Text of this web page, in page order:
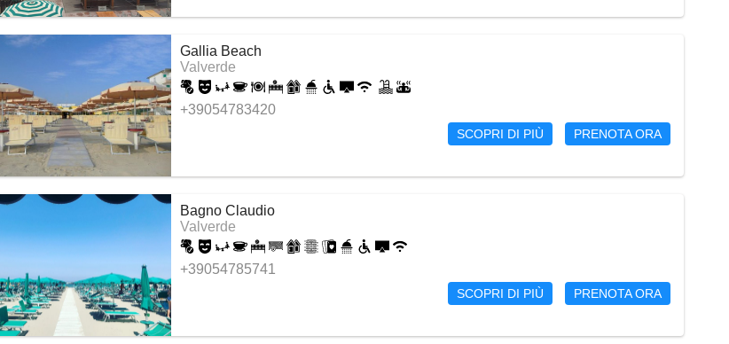
Gallia Beach
Valverde
+39054783420
SCOPRI DI PIÙ PRENOTA ORA
Bagno Claudio
Valverde
+39054785741
SCOPRI DI PIÙ PRENOTA ORA